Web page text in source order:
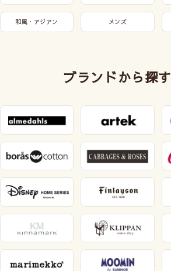
和風・アジアン メンズ
ブランドから探す